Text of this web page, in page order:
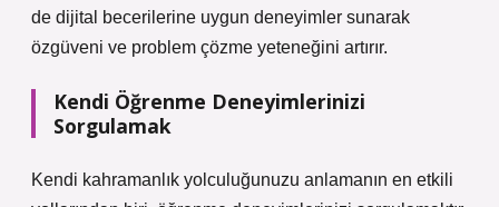
de dijital becerilerine uygun deneyimler sunarak
özgüveni ve problem çözme yeteneğini artırır.
Kendi Öğrenme Deneyimlerinizi
Sorgulamak
Kendi kahramanlık yolculuğunuzu anlamanın en etkili